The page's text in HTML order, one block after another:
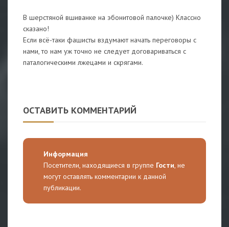
В шерстяной вшиванке на эбонитовой палочке) Классно
сказано!
Если всё-таки фашисты вздумают начать переговоры с
нами, то нам уж точно не следует договариваться с
паталогическими лжецами и скрягами.
ОСТАВИТЬ КОММЕНТАРИЙ
Информация
Посетители, находящиеся в группе Гости, не
могут оставлять комментарии к данной
публикации.